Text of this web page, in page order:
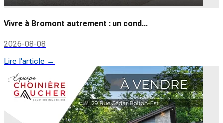
Vivre à Bromont autrement : un cond...
2026-08-08
Lire l'article →